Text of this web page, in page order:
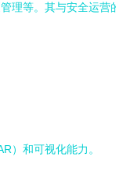
理等。其与安全运
）和可视化能力。